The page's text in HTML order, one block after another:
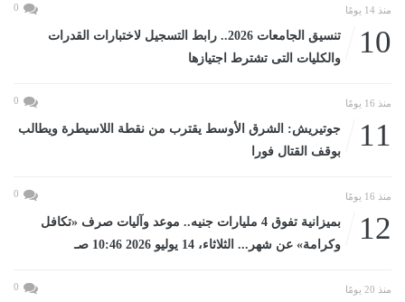
منذ 14 يومًا 0
10
تنسيق الجامعات 2026.. رابط التسجيل لاختبارات القدرات
والكليات التى تشترط اجتيازها
منذ 16 يومًا 0
11
جوتيريش: الشرق الأوسط يقترب من نقطة اللاسيطرة ويطالب
بوقف القتال فورا
منذ 16 يومًا 0
12
بميزانية تفوق 4 مليارات جنيه.. موعد وآليات صرف «تكافل
وكرامة» عن شهر... الثلاثاء، 14 يوليو 2026 10:46 صـ
منذ 20 يومًا 0